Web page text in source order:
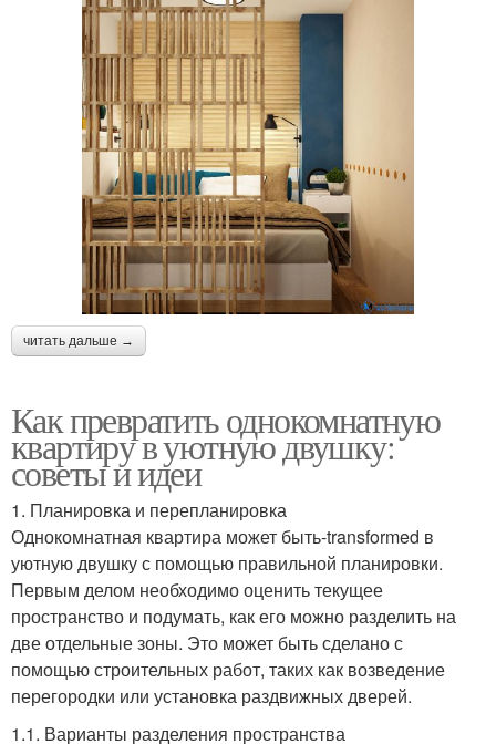
читать дальше →
Как превратить однокомнатную
квартиру в уютную двушку:
советы и идеи
1. Планировка и перепланировка
Однокомнатная квартира может быть-transformed в
уютную двушку с помощью правильной планировки.
Первым делом необходимо оценить текущее
пространство и подумать, как его можно разделить на
две отдельные зоны. Это может быть сделано с
помощью строительных работ, таких как возведение
перегородки или установка раздвижных дверей.
1.1. Варианты разделения пространства